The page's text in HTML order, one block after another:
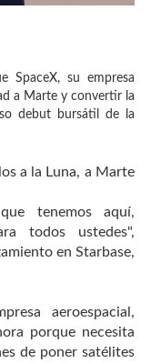
SpaceX, su empresa
a Marte y convertir la
debut bursátil de la
a la Luna, a Marte
tenemos aquí,
todos ustedes",
en Starbase,
aeroespacial,
porque necesita
de poner satélites